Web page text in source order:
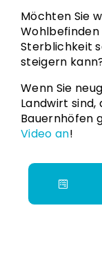
Möchten Sie
Sterblichkeit
steigern
Wenn Sie
Landwirt sind,
Bauernhöfen
Video an!